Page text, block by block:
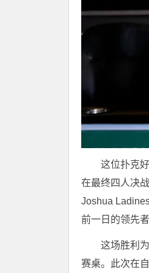
这位扑克
在最终四人决
Joshua
前一日的领先
这场胜利
赛桌。此次在